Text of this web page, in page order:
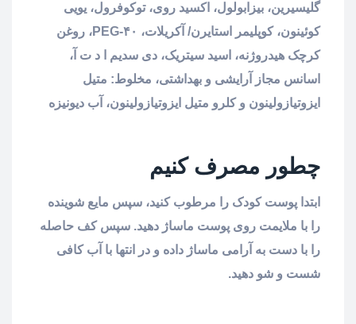
گلیسیرین، بیزابولول، اکسید روی، توکوفرول، یویی
کوئینون، کوپلیمر استایرن/ آکریلات، PEG-۴۰، روغن
کرچک هیدروژنه، اسید سیتریک، دی سدیم ا د ت آ،
اسانس مجاز آرایشی و بهداشتی، مخلوط: متیل
ایزوتیازولینون و کلرو متیل ایزوتیازولینون، آب دیونیزه
چطور مصرف کنیم
ابتدا پوست کودک را مرطوب کنید، سپس مایع شوینده
را با ملایمت روی پوست ماساژ دهید. سپس کف حاصله
را با دست به آرامی ماساژ داده و در انتها با آب کافی
شست و شو دهید.